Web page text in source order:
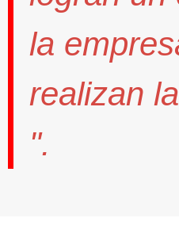
la
realizan
".